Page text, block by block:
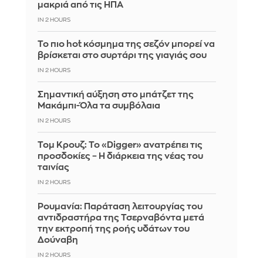
μακριά από τις ΗΠΑ
IN 2 HOURS
Το πιο hot κόσμημα της σεζόν μπορεί να
βρίσκεται στο συρτάρι της γιαγιάς σου
IN 2 HOURS
Σημαντική αύξηση στο μπάτζετ της
Μακάμπι-Όλα τα συμβόλαια
IN 2 HOURS
Τομ Κρουζ: Το «Digger» ανατρέπει τις
προσδοκίες – Η διάρκεια της νέας του
ταινίας
IN 2 HOURS
Ρουμανία: Παράταση λειτουργίας του
αντιδραστήρα της Τσερναβόντα μετά
την εκτροπή της ροής υδάτων του
Δούναβη
IN 2 HOURS